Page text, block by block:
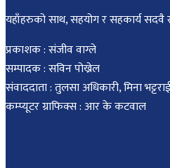
यहाँहरुको साथ, सहयोग र सहकार्य सदवै
प्रकाशक : संजीव वाग्ले
सम्पादक : सविन पोख्रेल
संवाददाता : तुलसा अधिकारी, मिना भट्टराई
कम्प्यूटर ग्राफिक्स : आर के कटवाल